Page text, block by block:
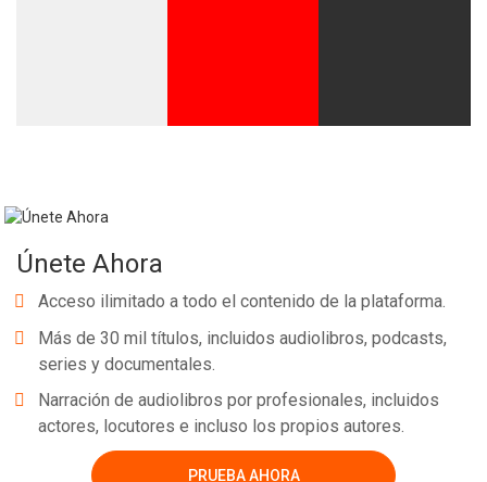
Únete Ahora
Acceso ilimitado a todo el contenido de la plataforma.
Más de 30 mil títulos, incluidos audiolibros, podcasts,
series y documentales.
Narración de audiolibros por profesionales, incluidos
actores, locutores e incluso los propios autores.
PRUEBA AHORA